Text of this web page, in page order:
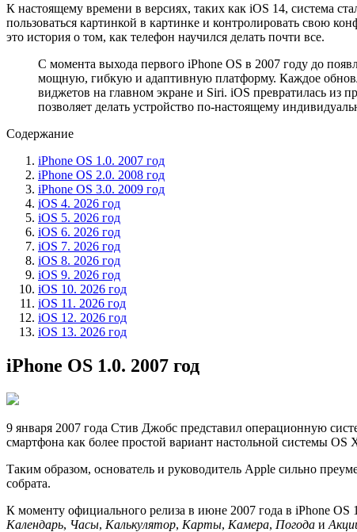
К настоящему времени в версиях, таких как iOS 14, система
пользоваться картинкой в картинке и контролировать свою
это история о том, как телефон научился делать почти все.
С момента выхода первого iPhone OS в 2007 году до
мощную, гибкую и адаптивную платформу. Каждое
виджетов на главном экране и Siri. iOS превратилась из
позволяет делать устройство по-настоящему
Содержание
iPhone OS 1.0. 2007 год
iPhone OS 2.0. 2008 год
iPhone OS 3.0. 2009 год
iOS 4. 2026 год
iOS 5. 2026 год
iOS 6. 2026 год
iOS 7. 2026 год
iOS 8. 2026 год
iOS 9. 2026 год
iOS 10. 2026 год
iOS 11. 2026 год
iOS 12. 2026 год
iOS 13. 2026 год
iPhone OS 1.0. 2007 год
9 января 2007 года Стив Джобс представил операционную
смартфона как более простой вариант настольной системы
Таким образом, основатель и руководитель Apple сильно
собрата.
К моменту официального релиза в июне 2007 года в iPhone OS
Календарь, Часы, Калькулятор, Карты, Камера, Погода и